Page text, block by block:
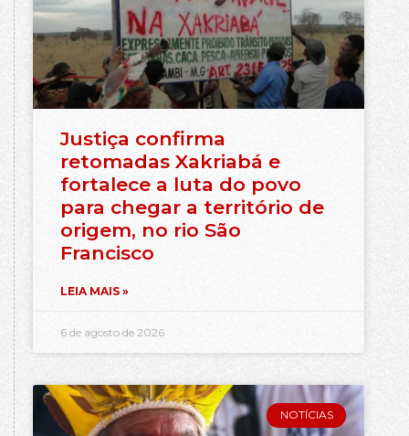
Justiça confirma
retomadas Xakriabá e
fortalece a luta do povo
para chegar a território de
origem, no rio São
Francisco
LEIA MAIS »
6 de agosto de 2026
NOTÍCIAS